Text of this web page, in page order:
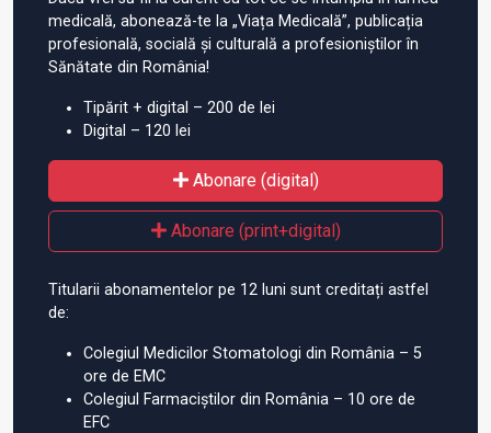
medicală, abonează-te la „Viața Medicală”, publicația
profesională, socială și culturală a profesioniștilor în
Sănătate din România!
Tipărit + digital – 200 de lei
Digital – 120 lei
Abonare (digital)
Abonare (print+digital)
Titularii abonamentelor pe 12 luni sunt creditați astfel
de:
Colegiul Medicilor Stomatologi din România – 5
ore de EMC
Colegiul Farmaciștilor din România – 10 ore de
EFC